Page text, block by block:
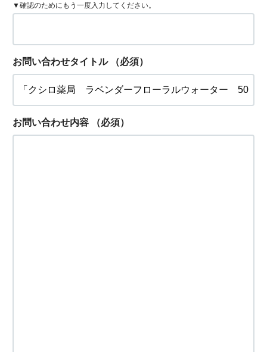
▼確認のためにもう一度入力してください。
お問い合わせタイトル （必須）
お問い合わせ内容 （必須）